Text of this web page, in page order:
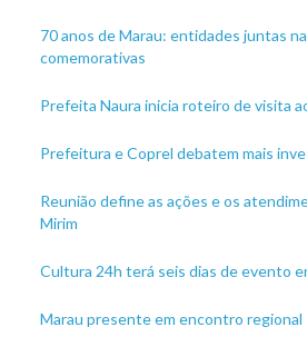
70 anos de Marau: entidades juntas
comemorativas
Prefeita Naura inicia roteiro de visita
Prefeitura e Coprel debatem mais
Reunião define as ações e os
Mirim
Cultura 24h terá seis dias de evento
Marau presente em encontro regional